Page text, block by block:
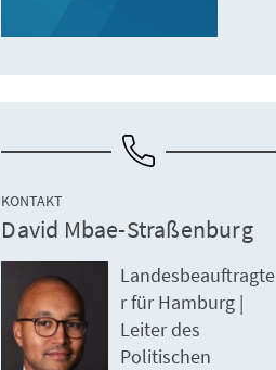
KONTAKT
David Mbae-Straßenburg
Landesbeauftragte
r für Hamburg |
Leiter des
Politischen